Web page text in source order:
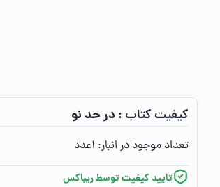
کیفیت کتاب :‌در حد نو
تعداد موجود در انبار:‌ ۱عدد
تایید کیفیت توسط ریباکس